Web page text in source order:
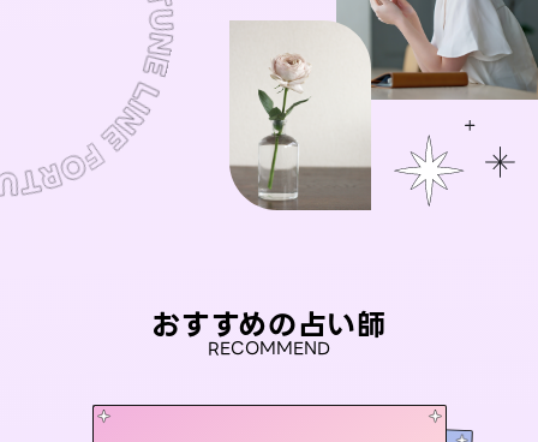
おすすめの占い師
RECOMMEND